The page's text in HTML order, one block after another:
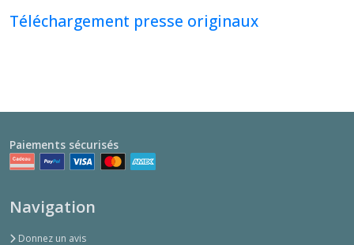
Téléchargement presse originaux
Paiements sécurisés
Navigation
Donnez un avis